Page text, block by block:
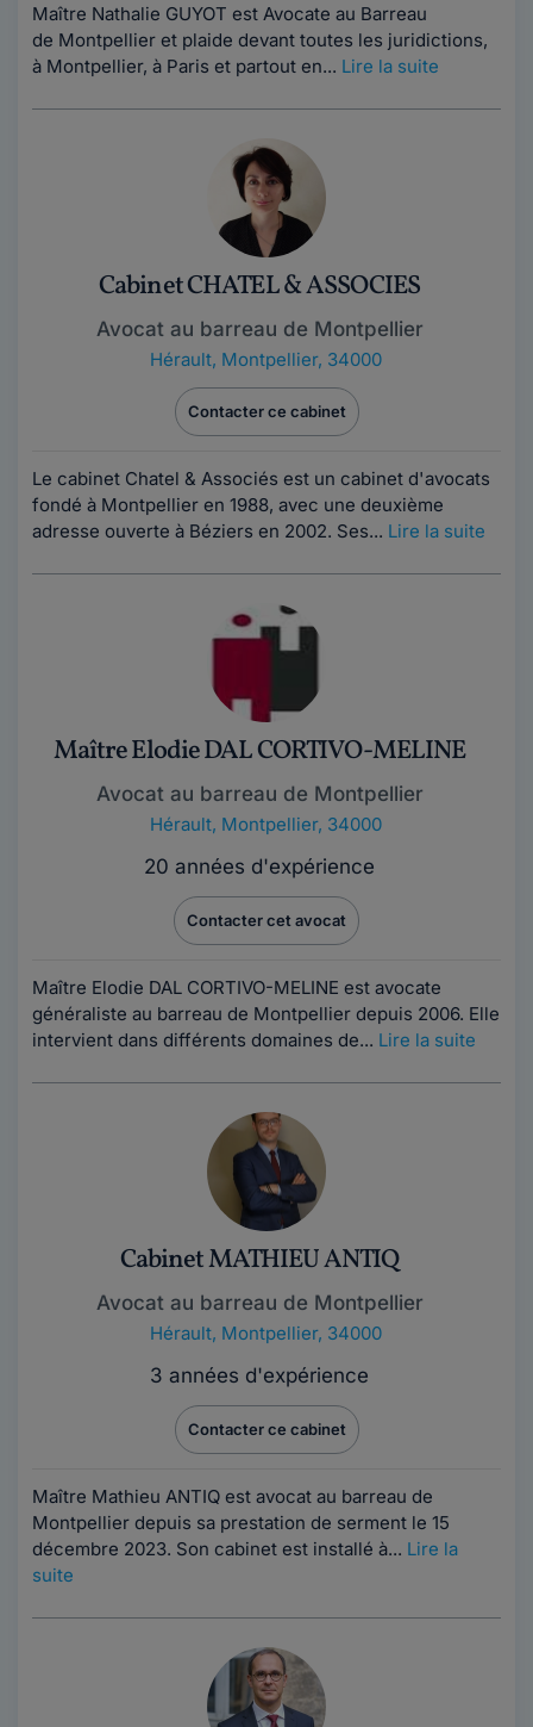
Maître Nathalie GUYOT est Avocate au Barreau
de Montpellier et plaide devant toutes les juridictions,
à Montpellier, à Paris et partout en... Lire la suite
Cabinet CHATEL & ASSOCIES
Avocat au barreau de Montpellier
Hérault, Montpellier, 34000
Contacter ce cabinet
Le cabinet Chatel & Associés est un cabinet d'avocats
fondé à Montpellier en 1988, avec une deuxième
adresse ouverte à Béziers en 2002. Ses... Lire la suite
Maître Elodie DAL CORTIVO-MELINE
Avocat au barreau de Montpellier
Hérault, Montpellier, 34000
20 années d'expérience
Contacter cet avocat
Maître Elodie DAL CORTIVO-MELINE est avocate
généraliste au barreau de Montpellier depuis 2006. Elle
intervient dans différents domaines de... Lire la suite
Cabinet MATHIEU ANTIQ
Avocat au barreau de Montpellier
Hérault, Montpellier, 34000
3 années d'expérience
Contacter ce cabinet
Maître Mathieu ANTIQ est avocat au barreau de
Montpellier depuis sa prestation de serment le 15
décembre 2023. Son cabinet est installé à... Lire la
suite